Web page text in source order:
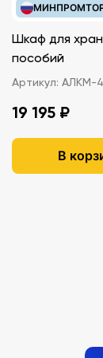
Шкаф для
пособий
Артикул: АЛКМ-
19 195 ₽
В